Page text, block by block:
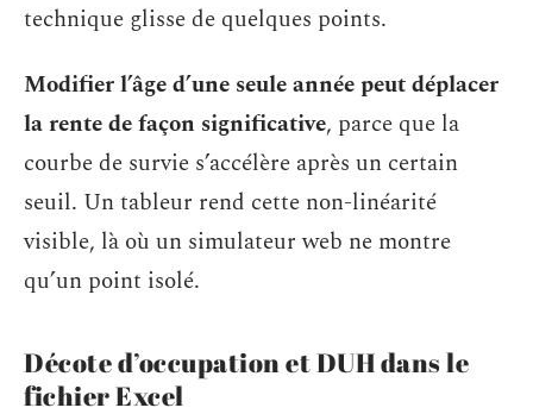
technique glisse de quelques points.
Modifier l’âge d’une seule année peut déplacer
la rente de façon significative, parce que la
courbe de survie s’accélère après un certain
seuil. Un tableur rend cette non-linéarité
visible, là où un simulateur web ne montre
qu’un point isolé.
Décote d’occupation et DUH dans le
fichier Excel